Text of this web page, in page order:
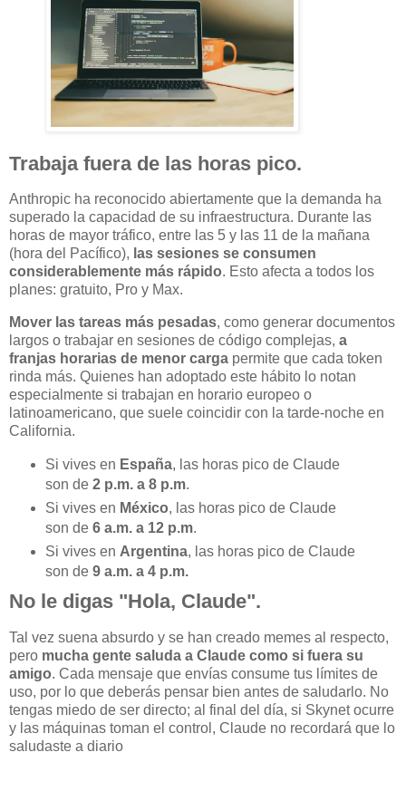
Trabaja fuera de las horas pico.
Anthropic ha reconocido abiertamente que la demanda ha
superado la capacidad de su infraestructura. Durante las
horas de mayor tráfico, entre las 5 y las 11 de la mañana
(hora del Pacífico), las sesiones se consumen
considerablemente más rápido. Esto afecta a todos los
planes: gratuito, Pro y Max.
Mover las tareas más pesadas, como generar documentos
largos o trabajar en sesiones de código complejas, a
franjas horarias de menor carga permite que cada token
rinda más. Quienes han adoptado este hábito lo notan
especialmente si trabajan en horario europeo o
latinoamericano, que suele coincidir con la tarde-noche en
California.
Si vives en España, las horas pico de Claude
son de 2 p.m. a 8 p.m.
Si vives en México, las horas pico de Claude
son de 6 a.m. a 12 p.m.
Si vives en Argentina, las horas pico de Claude
son de 9 a.m. a 4 p.m.
No le digas "Hola, Claude".
Tal vez suena absurdo y se han creado memes al respecto,
pero mucha gente saluda a Claude como si fuera su
amigo. Cada mensaje que envías consume tus límites de
uso, por lo que deberás pensar bien antes de saludarlo. No
tengas miedo de ser directo; al final del día, si Skynet ocurre
y las máquinas toman el control, Claude no recordará que lo
saludaste a diario